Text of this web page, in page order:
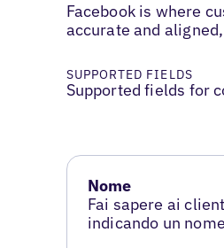
Facebook is where
accurate and
SUPPORTED FIELDS
Supported fields for
Nome
Fai sapere ai
indicando un